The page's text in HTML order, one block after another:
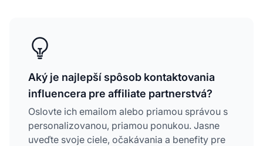
Aký je najlepší spôsob kontaktovania
influencera pre affiliate partnerstvá?
Oslovte ich emailom alebo priamou správou s
personalizovanou, priamou ponukou. Jasne
uveďte svoje ciele, očakávania a benefity pre